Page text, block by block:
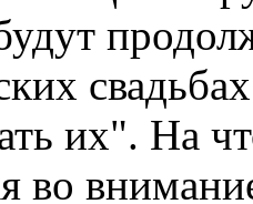
их". На
во